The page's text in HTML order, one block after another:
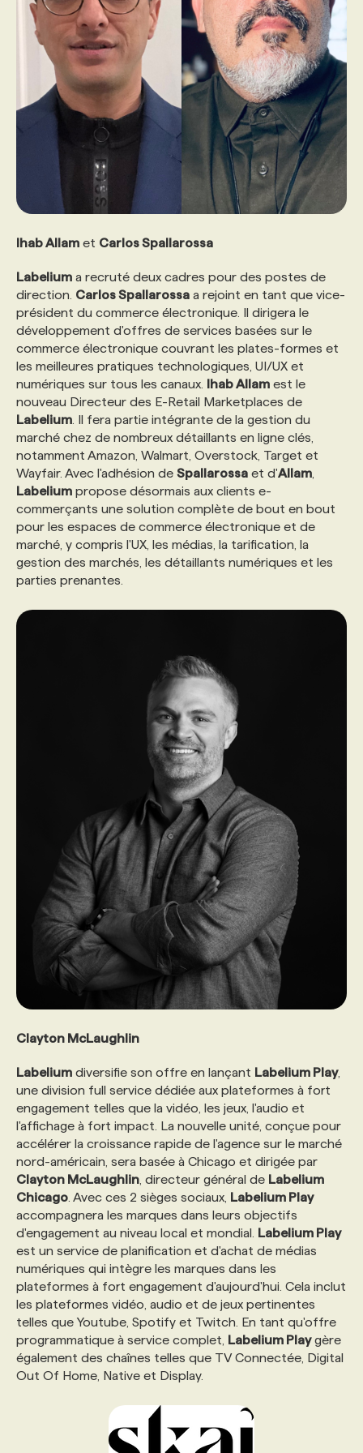
PROGRAMMES DE SUBVENTIONS
FAQ
ANNONCEZ AVEC NOUS
Ihab Allam et Carlos Spallarossa
Labelium a recruté deux cadres pour des postes de
direction. Carlos Spallarossa a rejoint en tant que vice-
président du commerce électronique. Il dirigera le
développement d'offres de services basées sur le
commerce électronique couvrant les plates-formes et
les meilleures pratiques technologiques, UI/UX et
numériques sur tous les canaux. Ihab Allam est le
nouveau Directeur des E-Retail Marketplaces de
Labelium . Il fera partie intégrante de la gestion du
marché chez de nombreux détaillants en ligne clés,
notamment Amazon, Walmart, Overstock, Target et
Wayfair. Avec l'adhésion de Spallarossa et d'Allam
Labelium propose désormais aux clients e-
commerçants une solution complète de bout en bout
pour les espaces de commerce électronique et de
marché, y compris l'UX, les médias, la tarification, la
gestion des marchés, les détaillants numériques et les
parties prenantes.
Clayton McLaughlin
Labelium diversifie son offre en lançant Labelium Play,
une division full service dédiée aux plateformes à fort
engagement telles que la vidéo, les jeux, l'audio et
l'affichage à fort impact. La nouvelle unité, conçue pour
accélérer la croissance rapide de l'agence sur le marché
nord-américain, sera basée à Chicago et dirigée par
Clayton McLaughlin , directeur général de Labelium
Chicago . Avec ces 2 sièges sociaux, Labelium Play
accompagnera les marques dans leurs objectifs
d'engagement au niveau local et mondial. Labelium Play
est un service de planification et d'achat de médias
numériques qui intègre les marques dans les
plateformes à fort engagement d'aujourd'hui. Cela inclut
les plateformes vidéo, audio et de jeux pertinentes
telles que Youtube, Spotify et Twitch. En tant qu'offre
programmatique à service complet, Labelium Playgère
également des chaînes telles que TV Connectée, Digital
Out Of Home, Native et Display.